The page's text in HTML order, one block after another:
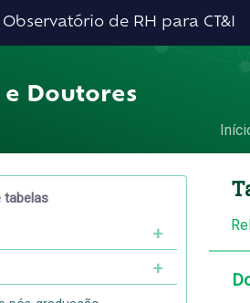
Observatório de RH para CT&I
e Doutores
tabelas